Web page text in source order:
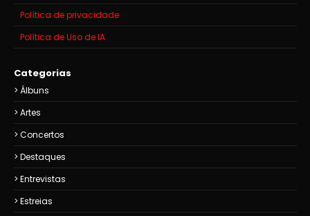
Política de privacidade
Política de Uso de IA
Categorias
Álbuns
Artes
Concertos
Destaques
Entrevistas
Estreias